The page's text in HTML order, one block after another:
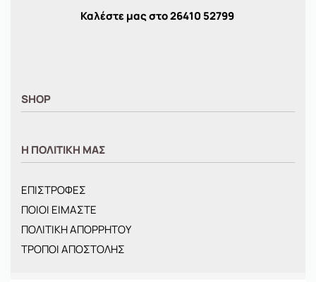
Καλέστε μας στο26410 52799
SHOP
ΓΥΝΑΙΚΕΙΑ
BRANDS
ΝΕΕΣ ΑΦΙΞΕΙΣ
OFFERS
ΤΣΑΝΤΕΣ
Η ΠΟΛΙΤΙΚΗ ΜΑΣ
ΕΠΙΣΤΡΟΦΕΣ
ΠΟΙΟΙ ΕΙΜΑΣΤΕ
ΠΟΛΙΤΙΚΗ ΑΠΟΡΡΗΤΟΥ
ΤΡΟΠΟΙ ΑΠΟΣΤΟΛΗΣ